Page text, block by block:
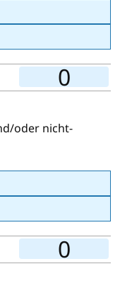
0
oder nicht-
0